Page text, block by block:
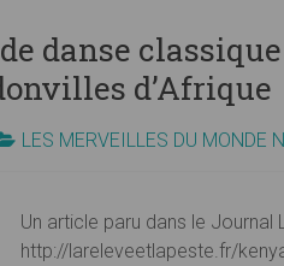
danse
d’Afrique
LES MERVEILLES DU MONDE
Un article paru dans le Journal
http://lareleveetlapeste.fr/